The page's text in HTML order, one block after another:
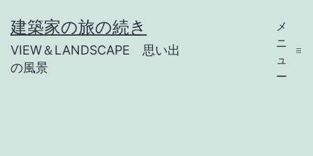
ン建築家の旅の続き
VIEW＆LANDSCAPE 思い出
の風景
メ
ニ
ュ
ー